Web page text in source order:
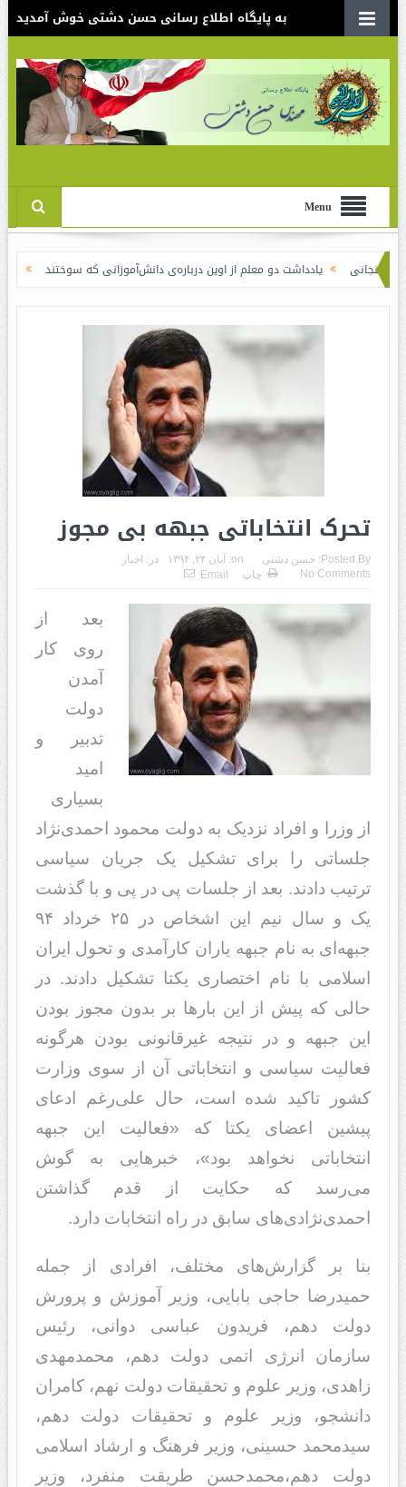
به پایگاه اطلاع رسانی حسن دشتی خوش آمدید
Menu
یادداشت دو معلم از اوین درباره‌ی دانش‌آموزانی که سوختند نقدی بر سند الگوی
تحرک انتخاباتی جبهه بی مجوز
Posted By: حسن دشتی on: آبان ۲۴, ۱۳۹۴ در: اخبار
No Comments
چاپ Email
بعد از
روی کار
آمدن
دولت
تدبیر و
امید
بسیاری
از وزرا و افراد نزدیک به دولت محمود احمدی‌نژاد
جلساتی را برای تشکیل یک جریان سیاسی
ترتیب دادند. بعد از جلسات پی در پی و با گذشت
یک و سال نیم این اشخاص در ۲۵ خرداد ۹۴
جبهه‌‌ای به نام جبهه یاران کارآمدی و تحول ایران
اسلامی با نام اختصاری یکتا تشکیل دادند. در
حالی که پیش از این بارها بر بدون مجوز بودن
این جبهه و در نتیجه غیرقانونی بودن هرگونه
فعالیت سیاسی و انتخاباتی آن از سوی وزارت
کشور تاکید شده است، حال علی‌رغم ادعای
پیشین اعضای یکتا که «فعالیت این جبهه
انتخاباتی نخواهد بود»، خبرهایی به گوش
می‌رسد که حکایت از قدم گذاشتن
احمدی‌نژادی‌های سابق در راه انتخابات دارد.
بنا بر گزارش‌های مختلف، افرادی از جمله
حمیدرضا حاجی بابایی، وزیر آموزش و پرورش
دولت دهم، فریدون عباسی دوانی، رئیس
سازمان انرژی اتمی دولت دهم، محمدمهدی
زاهدی، وزیر علوم و تحقیقات دولت نهم، کامران
دانشجو، وزیر علوم و تحقیقات دولت دهم،
سیدمحمد حسینی، وزیر فرهنگ و ارشاد اسلامی
دولت دهم،محمدحسن طریقت منفرد، وزیر